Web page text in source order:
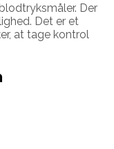
Der
Det er et
at tage kontrol